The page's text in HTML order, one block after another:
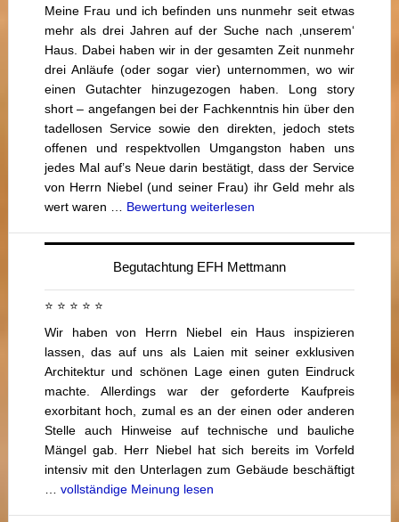
Meine Frau und ich befinden uns nunmehr seit etwas
mehr als drei Jahren auf der Suche nach ‚unserem‘
Haus. Dabei haben wir in der gesamten Zeit nunmehr
drei Anläufe (oder sogar vier) unternommen, wo wir
einen Gutachter hinzugezogen haben. Long story
short – angefangen bei der Fachkenntnis hin über den
tadellosen Service sowie den direkten, jedoch stets
offenen und respektvollen Umgangston haben uns
jedes Mal auf’s Neue darin bestätigt, dass der Service
von Herrn Niebel (und seiner Frau) ihr Geld mehr als
wert waren … Bewertung weiterlesen
Begutachtung EFH Mettmann
⭐ ⭐ ⭐ ⭐ ⭐
Wir haben von Herrn Niebel ein Haus inspizieren
lassen, das auf uns als Laien mit seiner exklusiven
Architektur und schönen Lage einen guten Eindruck
machte. Allerdings war der geforderte Kaufpreis
exorbitant hoch, zumal es an der einen oder anderen
Stelle auch Hinweise auf technische und bauliche
Mängel gab. Herr Niebel hat sich bereits im Vorfeld
intensiv mit den Unterlagen zum Gebäude beschäftigt
vollständige Meinung lesen